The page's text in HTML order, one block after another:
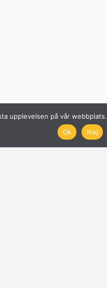
upplevelsen på vår
Ok
Nej